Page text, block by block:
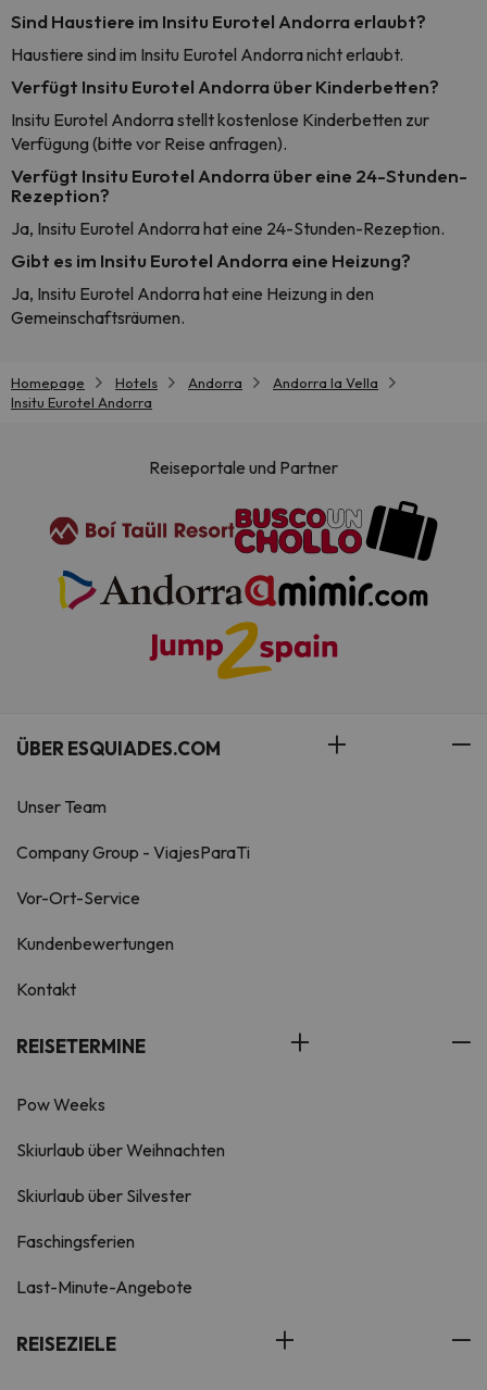
Sind Haustiere im Insitu Eurotel Andorra erlaubt?
Haustiere sind im Insitu Eurotel Andorra nicht erlaubt.
Verfügt Insitu Eurotel Andorra über Kinderbetten?
Insitu Eurotel Andorra stellt kostenlose Kinderbetten zur
Verfügung (bitte vor Reise anfragen).
Verfügt Insitu Eurotel Andorra über eine 24-Stunden-
Rezeption?
Ja, Insitu Eurotel Andorra hat eine 24-Stunden-Rezeption.
Gibt es im Insitu Eurotel Andorra eine Heizung?
Ja, Insitu Eurotel Andorra hat eine Heizung in den
Gemeinschaftsräumen.
Homepage Hotels Andorra
Andorra la Vella
Insitu Eurotel Andorra
Reiseportale und Partner
ÜBER ESQUIADES.COM
Unser Team
Company Group - ViajesParaTi
Vor-Ort-Service
Kundenbewertungen
Kontakt
REISETERMINE
Pow Weeks
Skiurlaub über Weihnachten
Skiurlaub über Silvester
Faschingsferien
Last-Minute-Angebote
REISEZIELE